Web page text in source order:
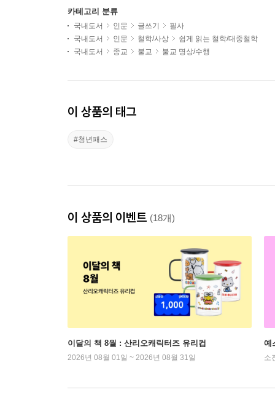
카테고리 분류
국내도서 인문 글쓰기
필사
국내도서
인문 철학/사상
쉽게 읽는 철학/대중철학
국내도서
종교 불교 불교 명상/수행
이 상품의 태그
#청년패스
이 상품의 이벤트 (18개)
이달의 책 8월 : 산리오캐릭터즈 유리컵
2026년 08월 01일 ~ 2026년 08월 31일
예
소